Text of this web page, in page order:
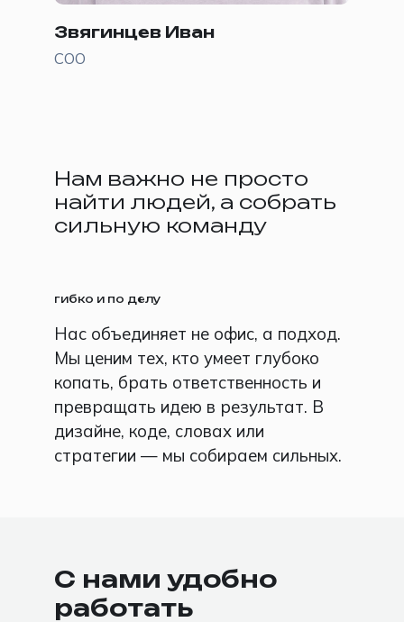
Звягинцев Иван
COO
Нам важно не просто
найти людей, а собрать
сильную команду
гибко и по делу
Нас объединяет не офис, а подход.
Мы ценим тех, кто умеет глубоко
копать, брать ответственность и
превращать идею в результат. В
дизайне, коде, словах или
стратегии — мы собираем сильных.
С нами удобно
работать